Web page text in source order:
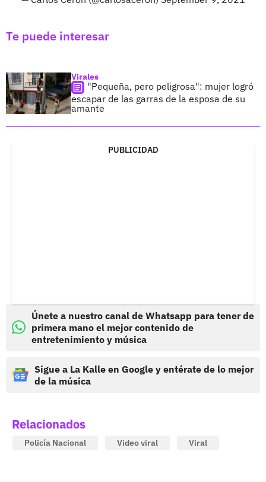
Te puede interesar
Virales
"Pequeña, pero peligrosa": mujer logró
escapar de las garras de la esposa de su
amante
PUBLICIDAD
Únete a nuestro canal de Whatsapp para tener de
primera mano el mejor contenido de
entretenimiento y música
Sigue a La Kalle en Google y entérate de lo mejor
de la música
Relacionados
Policía Nacional Video viral Viral